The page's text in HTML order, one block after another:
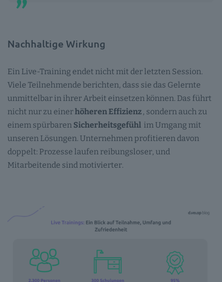
Nachhaltige Wirkung
Ein Live-Training endet nicht mit der letzten Session.
Viele Teilnehmende berichten, dass sie das Gelernte
unmittelbar in ihrer Arbeit einsetzen können. Das führt
nicht nur zu einerhöheren Effizienz, sondern auch zu
einem spürbaren Sicherheitsgefühl im Umgang mit
unseren Lösungen. Unternehmen profitieren davon
doppelt: Prozesse laufen reibungsloser, und
Mitarbeitende sind motivierter.